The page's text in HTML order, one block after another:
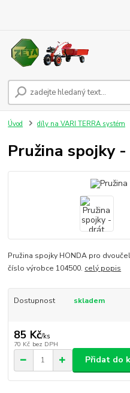
Úvod díly na VARI TERRA systém
Pružina spojky
Pružina spojky HONDA pro
číslo výrobce 104500. celý popis
Dostupnost skladem
85 Kč/ks
70 Kč bez DPH
Přidat do